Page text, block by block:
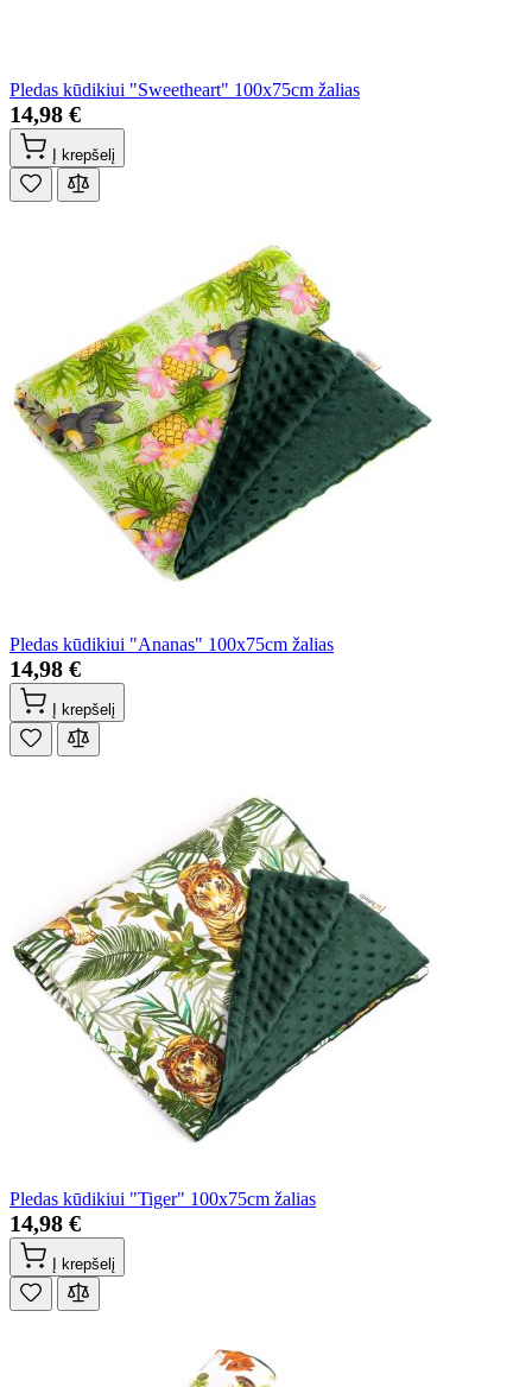
Pledas kūdikiui "Sweetheart" 100x75cm žalias
14,98 €
Į krepšelį
Pledas kūdikiui "Ananas" 100x75cm žalias
14,98 €
Į krepšelį
Pledas kūdikiui "Tiger" 100x75cm žalias
14,98 €
Į krepšelį